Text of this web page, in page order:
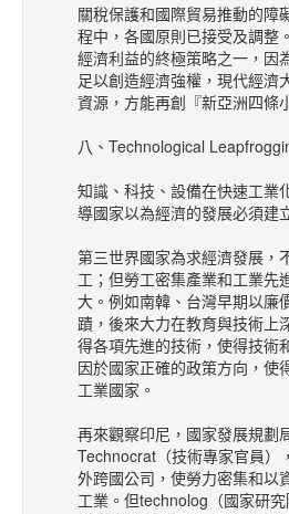
關稅保護和國際貿易推動的障
程中，各國原則已接受及調整
經濟利益的終極策略之一，因
足以創造經濟強權，現代經濟
資源，方能再創『新亞洲四條
八、Technological
知識、科技、設備在快速工業
導國家以為經濟的發展必須建
第三世界國家為求經濟發展，
工；但勞工密集產業和工業先
大。例如南韓、台灣早期以廉
蹟，後來大力在教育與技術上
得各項先進的技術，使得技術
因於國家正確的政策方向，使
工業國家。
再來觀察印尼，國家發展規劃
Technocrat（技術專家官員）
外跨國公司，使勞力密集和以
工業。但technolog（國家研